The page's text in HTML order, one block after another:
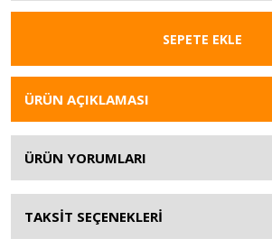
SEPETE EKLE
ÜRÜN AÇIKLAMASI
ÜRÜN YORUMLARI
TAKSİT SEÇENEKLERİ